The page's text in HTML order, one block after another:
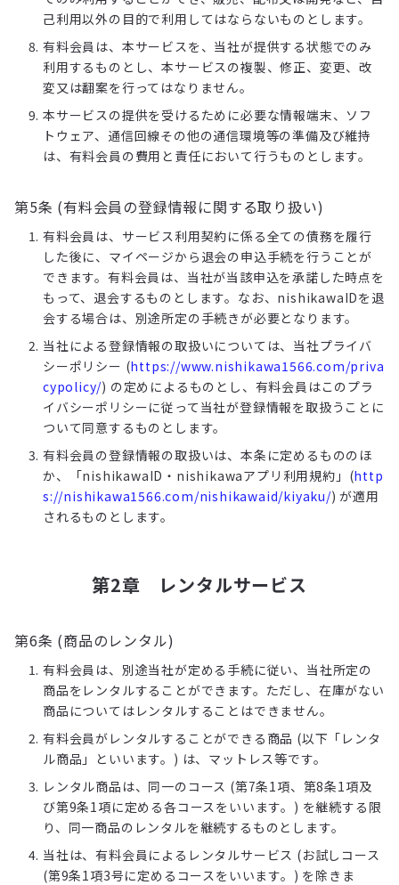
己利用以外の目的で利用してはならないものとします。
有料会員は、本サービスを、当社が提供する状態でのみ
利用するものとし、本サービスの複製、修正、変更、改
変又は翻案を行ってはなりません。
本サービスの提供を受けるために必要な情報端末、ソフ
トウェア、通信回線その他の通信環境等の準備及び維持
は、有料会員の費用と責任において行うものとします。
第5条 (有料会員の登録情報に関する取り扱い)
有料会員は、サービス利用契約に係る全ての債務を履行
した後に、マイページから退会の申込手続を行うことが
できます。有料会員は、当社が当該申込を承諾した時点を
もって、退会するものとします。なお、nishikawaIDを退
会する場合は、別途所定の手続きが必要となります。
当社による登録情報の取扱いについては、当社プライバ
シーポリシー (https://www.nishikawa1566.com/priva
cypolicy/) の定めによるものとし、有料会員はこのプラ
イバシーポリシーに従って当社が登録情報を取扱うことに
ついて同意するものとします。
有料会員の登録情報の取扱いは、本条に定めるもののほ
か、「nishikawaID・nishikawaアプリ利用規約」(http
s://nishikawa1566.com/nishikawaid/kiyaku/) が適用
されるものとします。
第2章 レンタルサービス
第6条 (商品のレンタル)
有料会員は、別途当社が定める手続に従い、当社所定の
商品をレンタルすることができます。ただし、在庫がない
商品についてはレンタルすることはできません。
有料会員がレンタルすることができる商品 (以下「レンタ
ル商品」といいます。) は、マットレス等です。
レンタル商品は、同一のコース (第7条1項、第8条1項及
び第9条1項に定める各コースをいいます。) を継続する限
り、同一商品のレンタルを継続するものとします。
当社は、有料会員によるレンタルサービス (お試しコース
(第9条1項3号に定めるコースをいいます。) を除きま